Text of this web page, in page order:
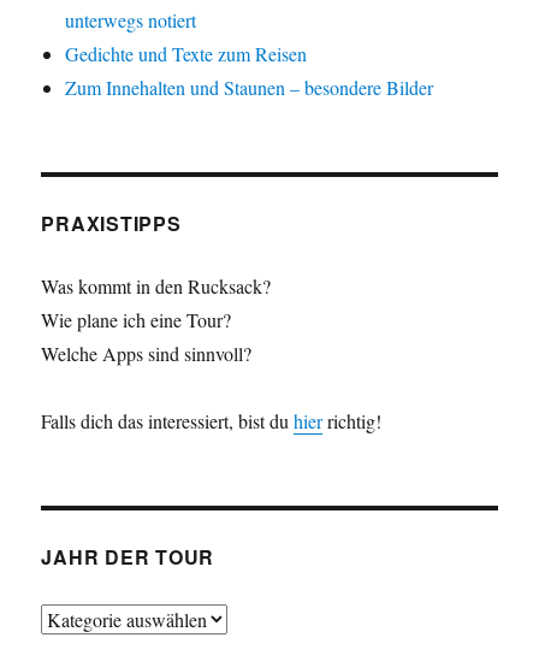
unterwegs notiert
Gedichte und Texte zum Reisen
Zum Innehalten und Staunen – besondere Bilder
PRAXISTIPPS
Was kommt in den Rucksack?
Wie plane ich eine Tour?
Welche Apps sind sinnvoll?
Falls dich das interessiert, bist duhierrichtig!
JAHR DER TOUR
Jahr